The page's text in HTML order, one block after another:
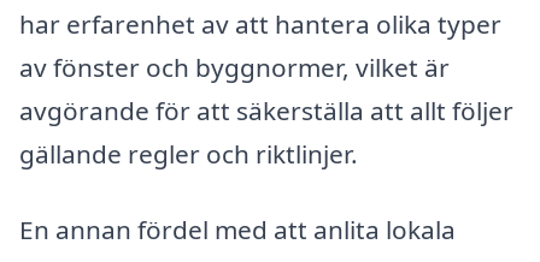
har erfarenhet av att hantera olika typer
av fönster och byggnormer, vilket är
avgörande för att säkerställa att allt följer
gällande regler och riktlinjer.
En annan fördel med att anlita lokala